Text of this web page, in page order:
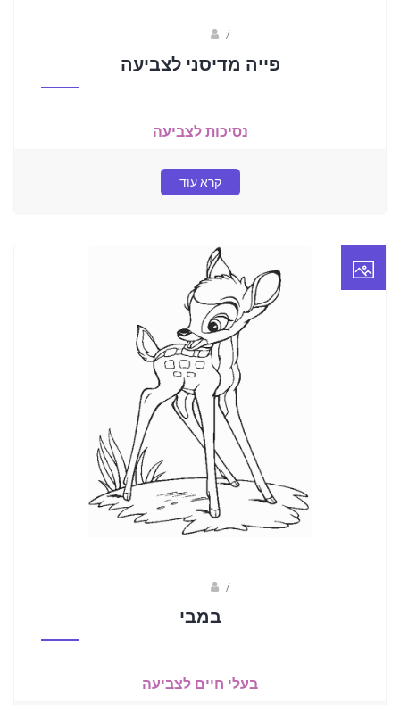
/
פייה מדיסני לצביעה
נסיכות לצביעה
קרא עוד
/
במבי
בעלי חיים לצביעה